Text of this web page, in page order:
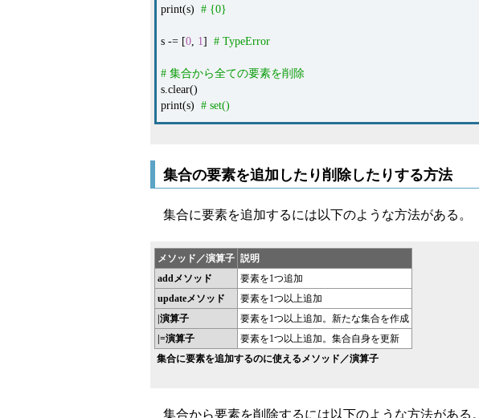
print(s) # {0}
s -= [0, 1] # TypeError
# 集合から全ての要素を削除
s.clear()
print(s) # set()
集合の要素を追加したり削除したりする方法
集合に要素を追加するには以下のような方法がある。
メソッド／演算子 説明
addメソッド
要素を1つ追加
updateメソッド
要素を1つ以上追加
|演算子
要素を1つ以上追加。新たな集合を作成
|=演算子
要素を1つ以上追加。集合自身を更新
集合に要素を追加するのに使えるメソッド／演算子
集合から要素を削除するには以下のような方法がある。